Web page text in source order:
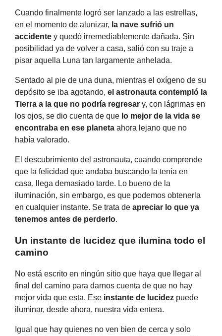
Cuando finalmente logró ser lanzado a las estrellas,
en el momento de alunizar, la nave sufrió un
accidentey quedó irremediablemente dañada. Sin
posibilidad ya de volver a casa, salió con su traje a
pisar aquella Luna tan largamente anhelada.
Sentado al pie de una duna, mientras el oxígeno de su
depósito se iba agotando, el astronauta contempló la
Tierra a la que no podría regresary, con lágrimas en
los ojos, se dio cuenta de que lo mejor de la vida se
encontraba en ese planetaahora lejano que no
había valorado.
El descubrimiento del astronauta, cuando comprende
que la felicidad que andaba buscando la tenía en
casa, llega demasiado tarde. Lo bueno de la
iluminación, sin embargo, es que podemos obtenerla
en cualquier instante. Se trata de apreciar lo que ya
tenemos antes de perderlo.
Un instante de lucidez que ilumina todo el
camino
No está escrito en ningún sitio que haya que llegar al
final del camino para darnos cuenta de que no hay
mejor vida que esta. Ese instante de lucidezpuede
iluminar, desde ahora, nuestra vida entera.
Igual que hay quienes no ven bien de cerca y solo